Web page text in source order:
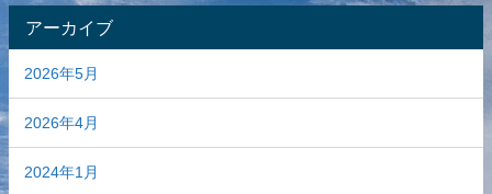
アーカイブ
2026年5月
2026年4月
2024年1月